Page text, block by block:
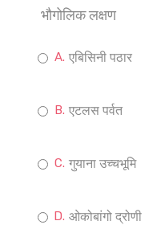
भौगोलिक लक्षण
एबिसिनी पठार
एटलस पर्वत
गुयाना उच्चभूमि
ओकोबांगो द्रोणी